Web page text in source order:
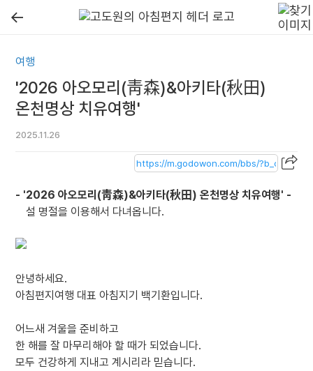
←
여행
'2026 아오모리(靑森)&아키타(秋田)
온천명상 치유여행'
2025.11.26
- '2026 아오모리(靑森)&아키타(秋田) 온천명상 치유여행' -
설 명절을 이용해서 다녀옵니다.
안녕하세요.
아침편지여행 대표 아침지기 백기환입니다.
어느새 겨울을 준비하고
한 해를 잘 마무리해야 할 때가 되었습니다.
모두 건강하게 지내고 계시리라 믿습니다.